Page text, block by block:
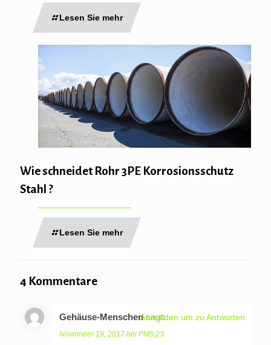
Lesen Sie mehr
Wie schneidet Rohr 3PE Korrosionsschutz
Stahl ?
Lesen Sie mehr
4 Kommentare
Gehäuse-Menschen sagt:
November 19, 2017 bei PM5:23
Anmelden um zu Antworten